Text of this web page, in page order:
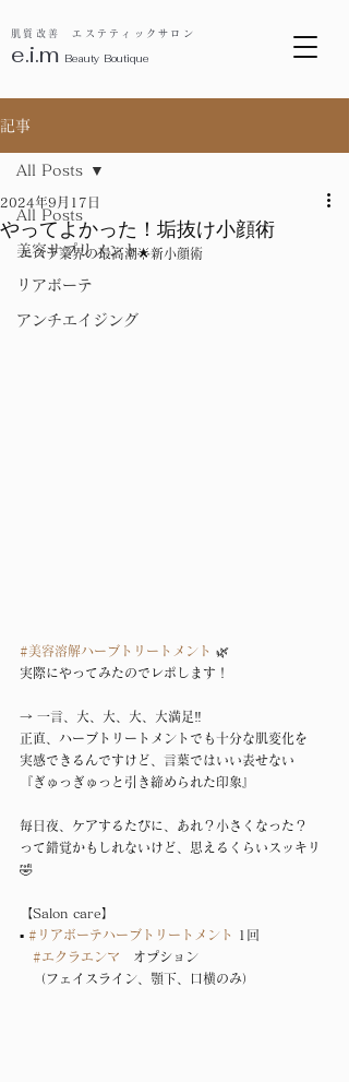
e.i.m Beauty Boutique
肌質改善 エステティックサロン
記事
All Posts
美容サプリメント
リアボーテ
アンチエイジング
All Posts
やってよかった！垢抜け小顔術
2024年9月17日
エステ業界の最高潮🌟新小顔術
#美容溶解ハーブトリートメント 🌿
実際にやってみたのでレポします！
→ 一言、大、大、大、大満足‼️
正直、ハーブトリートメントでも十分な肌変化を
実感できるんですけど、言葉ではいい表せない
『ぎゅっぎゅっと引き締められた印象』
毎日夜、ケアするたびに、あれ？小さくなった？
って錯覚かもしれないけど、思えるくらいスッキリ
🤣
【Salon care】
▪︎ #リアボーテハーブトリートメント
1回
#エクラエンマ オプション
（フェイスライン、顎下、口横のみ）